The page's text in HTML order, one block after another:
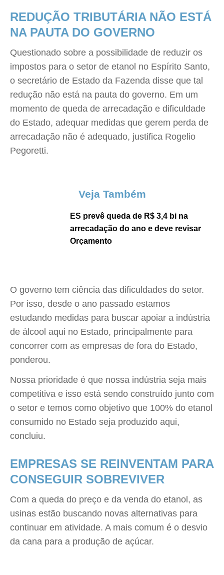
REDUÇÃO TRIBUTÁRIA NÃO ESTÁ
NA PAUTA DO GOVERNO
Questionado sobre a possibilidade de reduzir os
impostos para o setor de etanol no Espírito Santo,
o secretário de Estado da Fazenda disse que tal
redução não está na pauta do governo. Em um
momento de queda de arrecadação e dificuldade
do Estado, adequar medidas que gerem perda de
arrecadação não é adequado, justifica Rogelio
Pegoretti.
Veja Também
ES prevê queda de R$ 3,4 bi na
arrecadação do ano e deve revisar
Orçamento
O governo tem ciência das dificuldades do setor.
Por isso, desde o ano passado estamos
estudando medidas para buscar apoiar a indústria
de álcool aqui no Estado, principalmente para
concorrer com as empresas de fora do Estado,
ponderou.
Nossa prioridade é que nossa indústria seja mais
competitiva e isso está sendo construído junto com
o setor e temos como objetivo que 100% do etanol
consumido no Estado seja produzido aqui,
concluiu.
EMPRESAS SE REINVENTAM PARA
CONSEGUIR SOBREVIVER
Com a queda do preço e da venda do etanol, as
usinas estão buscando novas alternativas para
continuar em atividade. A mais comum é o desvio
da cana para a produção de açúcar.